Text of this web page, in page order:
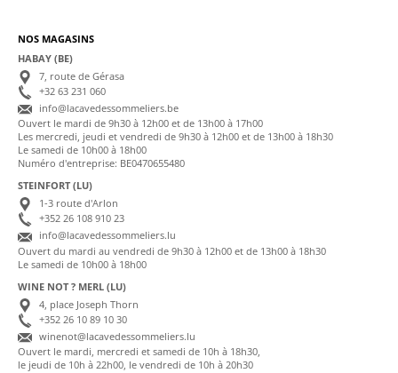
NOS MAGASINS
HABAY (BE)
7, route de Gérasa
+32 63 231 060
info@lacavedessommeliers.be
Ouvert le mardi de 9h30 à 12h00 et de 13h00 à 17h00
Les mercredi, jeudi et vendredi de 9h30 à 12h00 et de 13h00 à 18h30
Le samedi de 10h00 à 18h00
Numéro d'entreprise: BE0470655480
STEINFORT (LU)
1-3 route d'Arlon
+352 26 108 910 23
info@lacavedessommeliers.lu
Ouvert du mardi au vendredi de 9h30 à 12h00 et de 13h00 à 18h30
Le samedi de 10h00 à 18h00
WINE NOT ? MERL (LU)
4, place Joseph Thorn
+352 26 10 89 10 30
winenot@lacavedessommeliers.lu
Ouvert le mardi, mercredi et samedi de 10h à 18h30,
le jeudi de 10h à 22h00, le vendredi de 10h à 20h30